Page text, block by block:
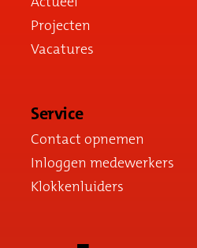
Projecten
Vacatures
Service
Contact opnemen
Inloggen medewerkers
Klokkenluiders